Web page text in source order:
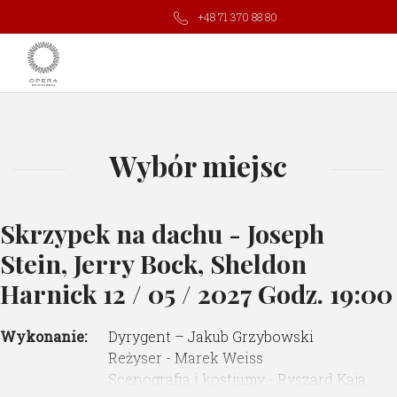
+48 71 370 88 80
Wybór miejsc
Skrzypek na dachu - Joseph
Stein, Jerry Bock, Sheldon
Harnick 12 / 05 / 2027 Godz. 19:00
Wykonanie:
Dyrygent – Jakub Grzybowski
Reżyser - Marek Weiss
Scenografia i kostiumy - Ryszard Kaja